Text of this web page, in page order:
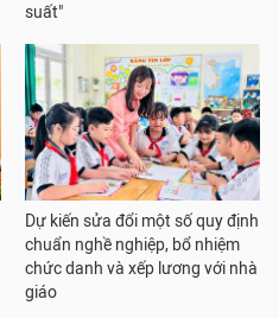
suất"
Dự kiến sửa đổi một số quy định
chuẩn nghề nghiệp, bổ nhiệm
chức danh và xếp lương với nhà
giáo